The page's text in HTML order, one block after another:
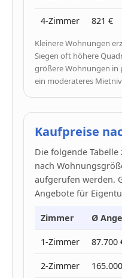
4-Zimmer 821 €
Kleinere Wohnungen
Siegen oft höhere
größere Wohnungen in
ein moderateres
Kaufpreise
Die folgende
nach
aufgerufen werden.
Angebote für
Zimmer Ø
1-Zimmer 87.700
2-Zimmer